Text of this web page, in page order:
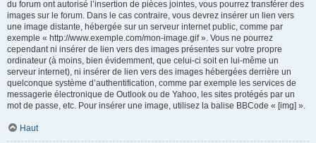
du forum ont autorisé l’insertion de pièces jointes, vous pourrez transférer des
images sur le forum. Dans le cas contraire, vous devrez insérer un lien vers
une image distante, hébergée sur un serveur internet public, comme par
exemple « http://www.exemple.com/mon-image.gif ». Vous ne pourrez
cependant ni insérer de lien vers des images présentes sur votre propre
ordinateur (à moins, bien évidemment, que celui-ci soit en lui-même un
serveur internet), ni insérer de lien vers des images hébergées derrière un
quelconque système d’authentification, comme par exemple les services de
messagerie électronique de Outlook ou de Yahoo, les sites protégés par un
mot de passe, etc. Pour insérer une image, utilisez la balise BBCode « [img] ».
Haut